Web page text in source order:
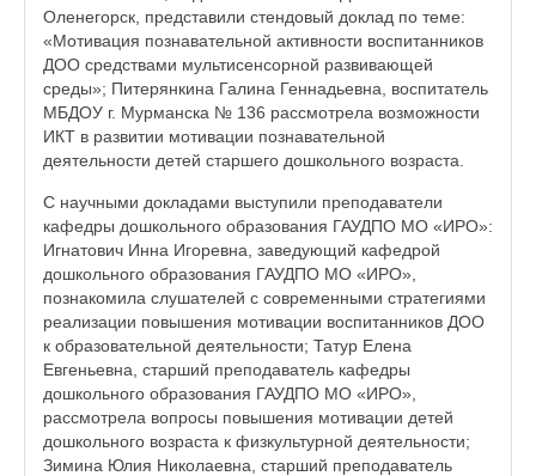
Оленегорск, представили стендовый доклад по теме:
«Мотивация познавательной активности воспитанников
ДОО средствами мультисенсорной развивающей
среды»; Питерянкина Галина Геннадьевна, воспитатель
МБДОУ г. Мурманска № 136 рассмотрела возможности
ИКТ в развитии мотивации познавательной
деятельности детей старшего дошкольного возраста.
С научными докладами выступили преподаватели
кафедры дошкольного образования ГАУДПО МО «ИРО»:
Игнатович Инна Игоревна, заведующий кафедрой
дошкольного образования ГАУДПО МО «ИРО»,
познакомила слушателей с современными стратегиями
реализации повышения мотивации воспитанников ДОО
к образовательной деятельности; Татур Елена
Евгеньевна, старший преподаватель кафедры
дошкольного образования ГАУДПО МО «ИРО»,
рассмотрела вопросы повышения мотивации детей
дошкольного возраста к физкультурной деятельности;
Зимина Юлия Николаевна, старший преподаватель